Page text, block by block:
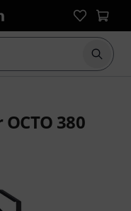
380
dei clienti